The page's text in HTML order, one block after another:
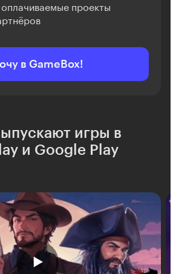
проекты
в GameBox!
игры в
и Google Play